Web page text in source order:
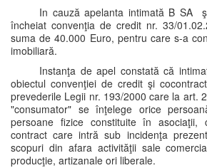
In cauză apelanta intimată B SA
încheiat convenţia de credit nr. 33/
suma de 40.000 Euro, pentru care s-a
imobiliară.
Instanţa de apel constată că
obiectul convenţiei de credit şi
prevederile Legii nr. 193/2000 care la art.
"consumator" se înţelege orice
persoane fizice constituite în
contract care intră sub incidenţa
scopuri din afara activităţii sale
producţie, artizanale ori liberale.